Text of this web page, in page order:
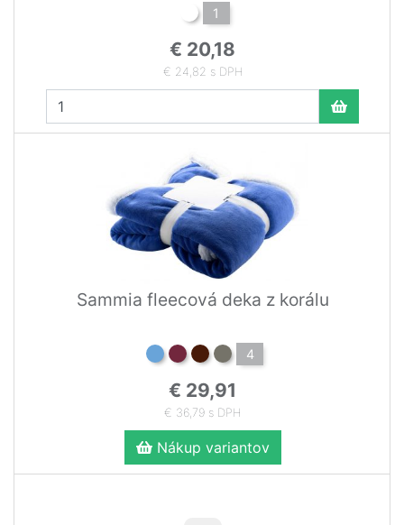
1
€ 20,18
€ 24,82 s DPH
Sammia fleecová deka z korálu
4
€ 29,91
€ 36,79 s DPH
Nákup variantov